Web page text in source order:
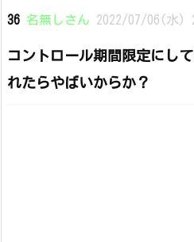
36 名無しさん 2022/07/06(水)
コントロール期間限定にし
れたらやばいからか？